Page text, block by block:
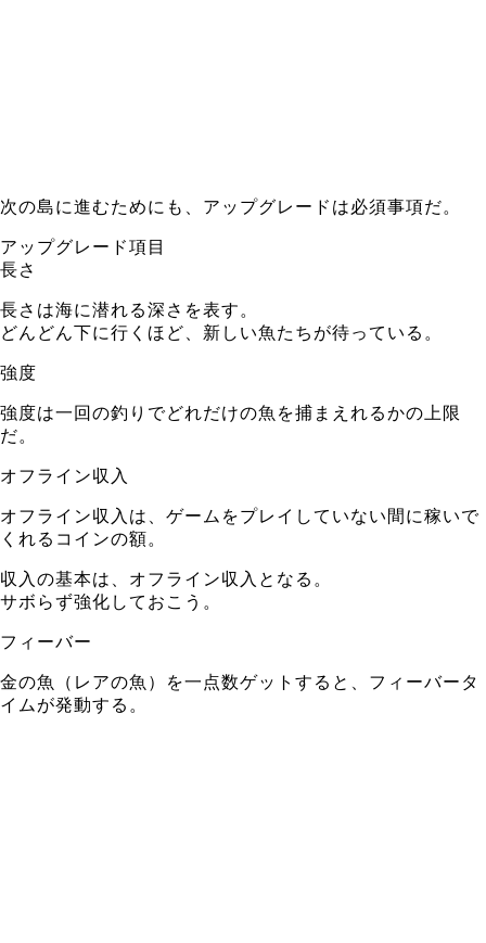
次の島に進むためにも、アップグレードは必須事項だ。
アップグレード項目
長さ
長さは海に潜れる深さを表す。
どんどん下に行くほど、新しい魚たちが待っている。
強度
強度は一回の釣りでどれだけの魚を捕まえれるかの上限
だ。
オフライン収入
オフライン収入は、ゲームをプレイしていない間に稼いで
くれるコインの額。
収入の基本は、オフライン収入となる。
サボらず強化しておこう。
フィーバー
金の魚（レアの魚）を一点数ゲットすると、フィーバータ
イムが発動する。